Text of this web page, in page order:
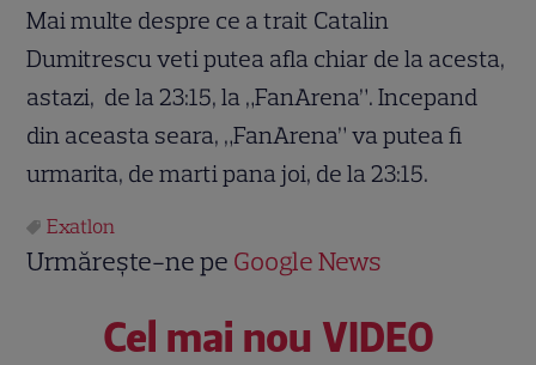
Mai multe despre ce a trait Catalin
Dumitrescu veti putea afla chiar de la acesta,
astazi, de la 23:15, la „FanArena”. Incepand
din aceasta seara, „FanArena” va putea fi
urmarita, de marti pana joi, de la 23:15.
Exatlon
Urmărește-ne pe Google News
Cel mai nou VIDEO